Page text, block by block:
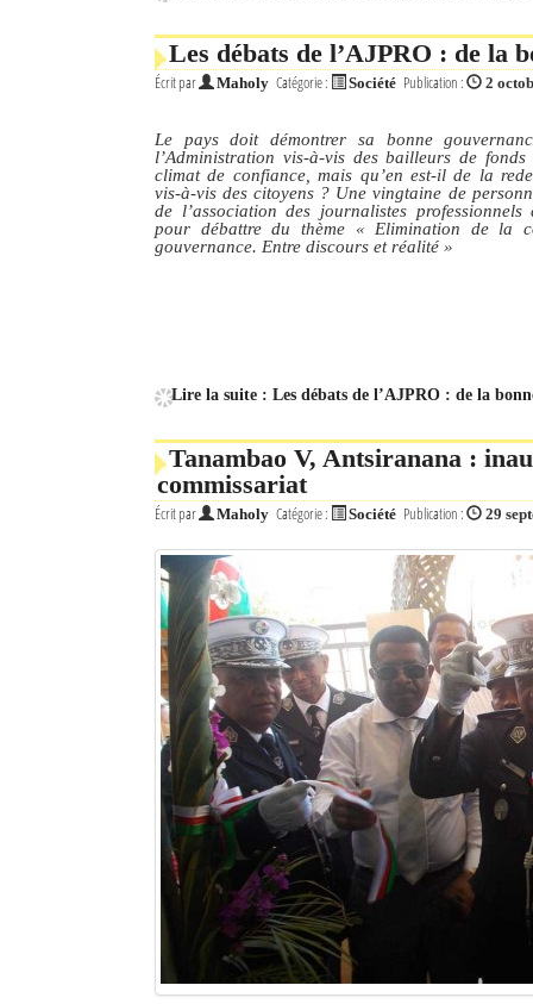
Les débats de l’AJPRO : de la
Écrit par Maholy Catégorie : Société Publication : 2
Le pays doit démontrer sa bonne
l’Administration vis-à-vis des bailleurs de
climat de confiance, mais qu’en est-il de la
vis-à-vis des citoyens ? Une vingtaine de
de l’association des journalistes professionnels
pour débattre du thème « Elimination de la
gouvernance. Entre discours et réalité »
Lire la suite : Les débats de l’AJPRO : de la
Tanambao V, Antsiranana :
commissariat
Écrit par Maholy Catégorie : Société Publication : 29